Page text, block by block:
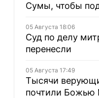
Сумы, чтобы
05 Августа 18:06
Суд по делу
перенесли
05 Августа 17:49
Тысячи
почтили Божью